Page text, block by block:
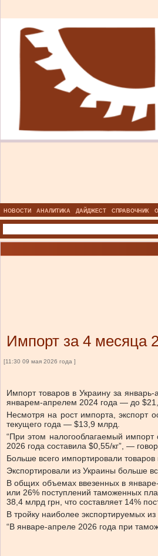
НОВОСТИ АНАЛИТИКА ДАЙДЖЕСТ СПРАВОЧНИК
Импорт за 4 месяца
[11:30 09 мая 2026 года ]
Импорт товаров в Украину за
январем-апрелем 2024 года — до
Несмотря на рост импорта, экспорт
текущего года — $13,9 млрд.
“При этом налогооблагаемый
2026 года составила $0,55/кг”, —
Больше всего импортировали
Экспортировали из Украины
В общих объемах ввезенных в
или 26% поступлений таможенных
38,4 млрд грн, что составляет 14%
В тройку наиболее экспортируемых
“В январе-апреле 2026 года при